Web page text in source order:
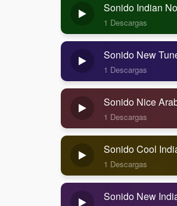
Sonido Indian
1 Descargas
Sonido New
1 Descargas
Sonido Nice
1 Descargas
Sonido Cool
1 Descargas
Sonido New